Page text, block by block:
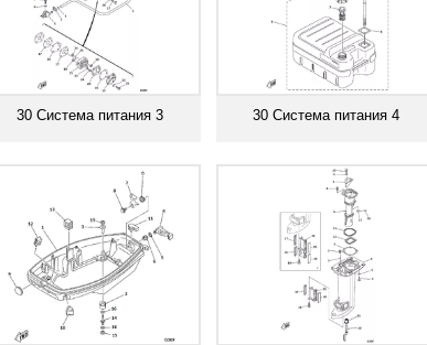
30 Система питания 3 30 Система питания 4